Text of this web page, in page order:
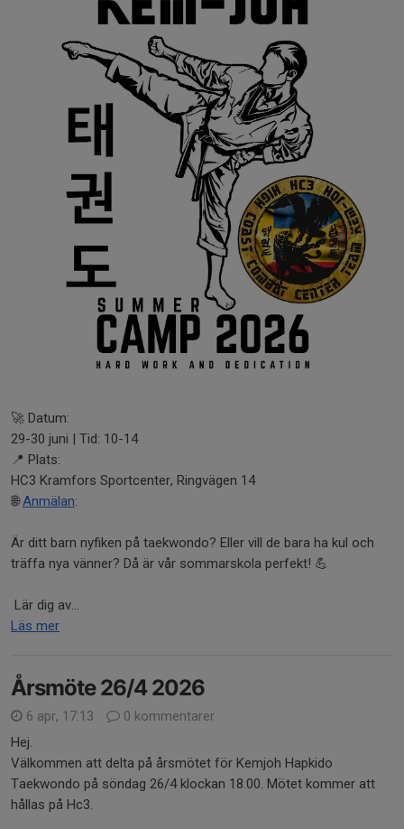
🚀 Datum:
29-30 juni | Tid: 10-14
📍 Plats:
HC3 Kramfors Sportcenter, Ringvägen 14
🌐Anmälan:
Är ditt barn nyfiken på taekwondo? Eller vill de bara ha kul och
träffa nya vänner? Då är vår sommarskola perfekt! 💪
Lär dig av...
Läs mer
Årsmöte 26/4 2026
6 apr, 17:13
0 kommentarer
Hej.
Välkommen att delta på årsmötet för Kemjoh Hapkido
Taekwondo på söndag 26/4 klockan 18.00. Mötet kommer att
hållas på Hc3.